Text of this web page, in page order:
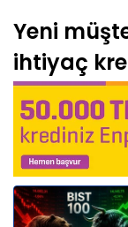
Yeni
ihtiyaç